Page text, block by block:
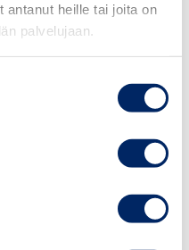
antanut heille tai joita on
palvelujaan.
osakkaan Joonas
10.3.2024
jossa Joonas Järvinen
Kuusela saapuu myös